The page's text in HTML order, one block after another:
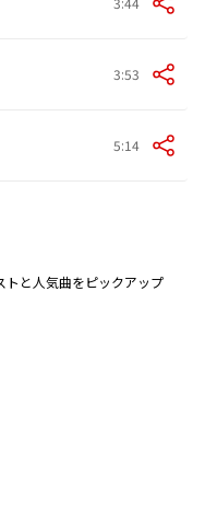
3:53
5:14
トと人気曲をピックアップ